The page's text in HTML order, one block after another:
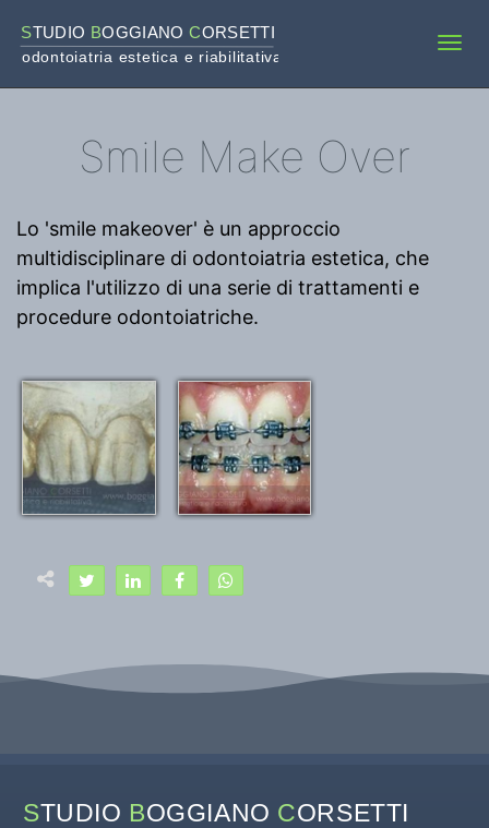
STUDIO BOGGIANO CORSETTI
odontoiatria estetica e riabilitativa
Smile Make Over
Lo 'smile makeover' è un approccio
multidisciplinare di odontoiatria estetica, che
implica l'utilizzo di una serie di trattamenti e
procedure odontoiatriche.
STUDIO BOGGIANO CORSETTI